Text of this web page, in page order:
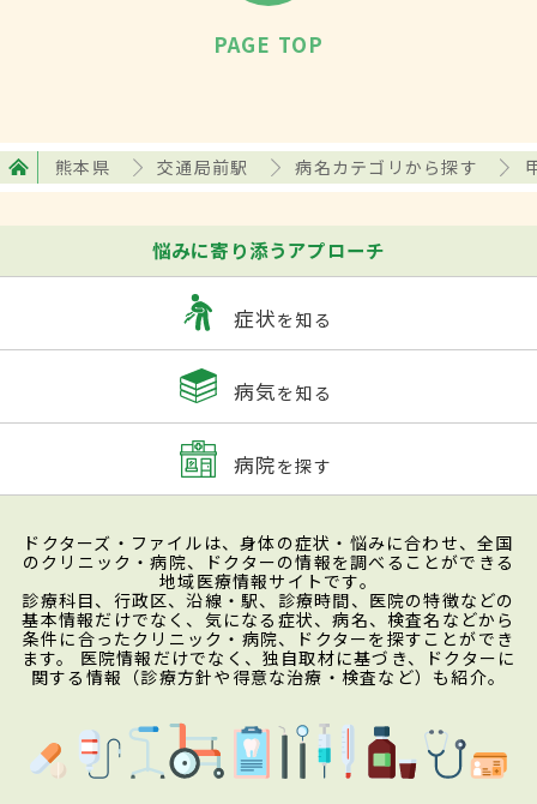
PAGE TOP
熊本県 交通局前駅 病名カテゴリから探す
悩みに寄り添うアプローチ
症状を知る
病気を知る
病院を探す
ドクターズ・ファイルは、身体の症状・悩みに合わせ、全国
のクリニック・病院、ドクターの情報を調べることができる
地域医療情報サイトです。
診療科目、行政区、沿線・駅、診療時間、医院の特徴などの
基本情報だけでなく、気になる症状、病名、検査名などから
条件に合ったクリニック・病院、ドクターを探すことができ
ます。 医院情報だけでなく、独自取材に基づき、ドクターに
関する情報（診療方針や得意な治療・検査など）も紹介。